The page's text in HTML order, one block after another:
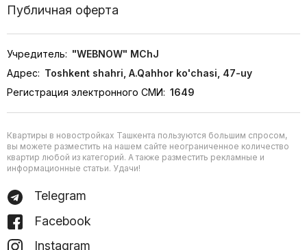
Публичная оферта
Учредитель: "WEBNOW" MChJ
Адрес: Toshkent shahri, A.Qahhor ko'chasi, 47-uy
Регистрация электронного СМИ: 1649
Квартиры в новостройках Ташкента пользуются большим спросом,
вы можете разместить на нашем сайте неограниченное количество
квартир любой из категорий. А также разместить рекламные и
информационные статьи. Удачи!
Telegram
Facebook
Instagram